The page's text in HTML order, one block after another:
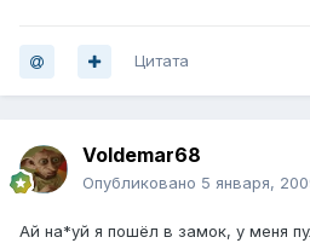
Цитата
Voldemar68
Опубликовано 5 января,
Ай на*уй я пошёл в замок, у меня